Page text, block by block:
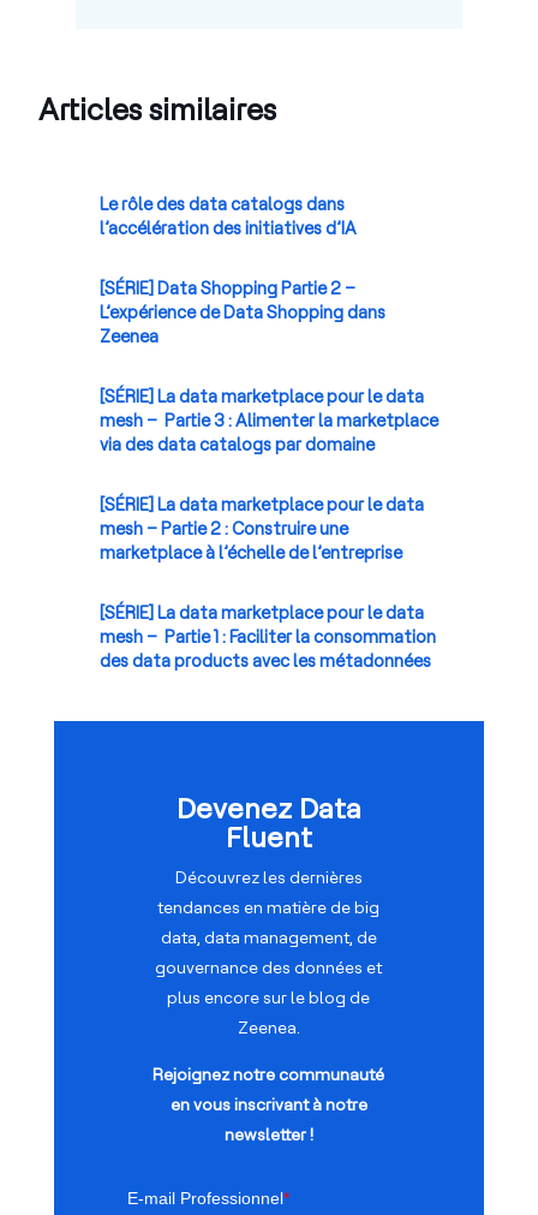
Articles similaires
Le rôle des data catalogs dans
l’accélération des initiatives d’IA
[SÉRIE] Data Shopping Partie 2 –
L’expérience de Data Shopping dans
Zeenea
[SÉRIE] La data marketplace pour le data
mesh – Partie 3 : Alimenter la marketplace
via des data catalogs par domaine
[SÉRIE] La data marketplace pour le data
mesh – Partie 2 : Construire une
marketplace à l’échelle de l’entreprise
[SÉRIE] La data marketplace pour le data
mesh – Partie 1 : Faciliter la consommation
des data products avec les métadonnées
Devenez Data
Fluent
Découvrez les dernières
tendances en matière de big
data, data management, de
gouvernance des données et
plus encore sur le blog de
Zeenea.
Rejoignez notre communauté
en vous inscrivant à notre
newsletter !